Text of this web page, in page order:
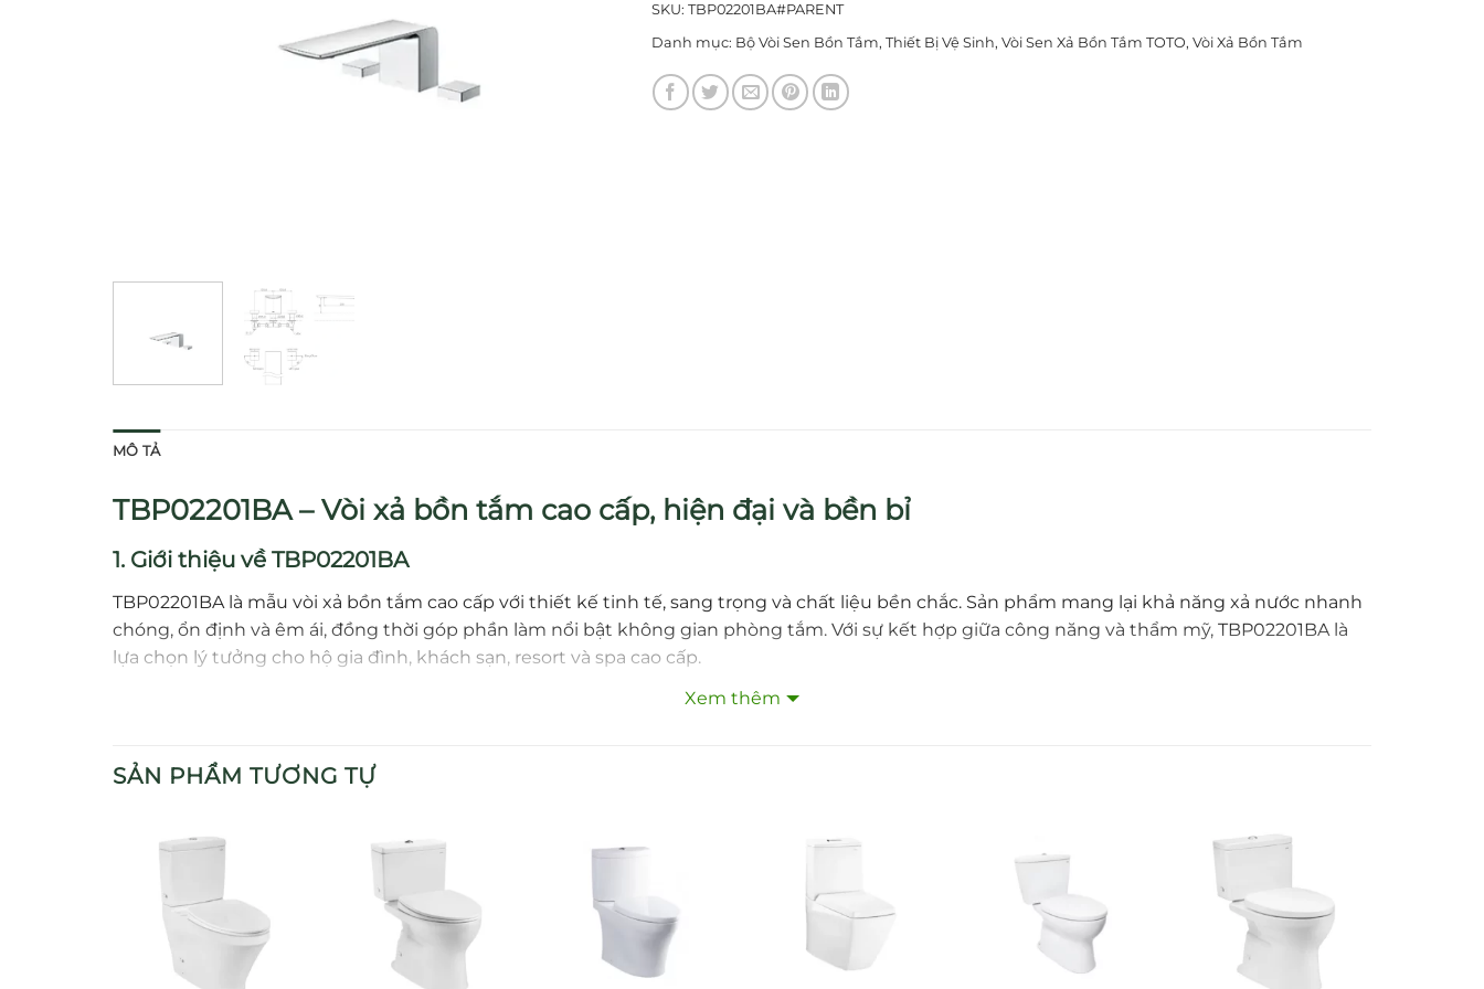
SKU: TBP02201BA#PARENT
Danh mục: Bộ Vòi Sen Bồn Tắm, Thiết Bị Vệ Sinh, Vòi Sen Xả Bồn Tắm TOTO, Vòi Xả Bồn Tắm
MÔ TẢ
TBP02201BA – Vòi xả bồn tắm cao cấp, hiện đại và bền bỉ
1. Giới thiệu về TBP02201BA
TBP02201BA là mẫu vòi xả bồn tắm cao cấp với thiết kế tinh tế, sang trọng và chất liệu bền chắc. Sản phẩm mang lại khả năng xả nước nhanh
chóng, ổn định và êm ái, đồng thời góp phần làm nổi bật không gian phòng tắm. Với sự kết hợp giữa công năng và thẩm mỹ, TBP02201BA là
lựa chọn lý tưởng cho hộ gia đình, khách sạn, resort và spa cao cấp.
nhiều phong cách phòng tắm và loại bồn tắm khác nhau.
Đặc biệt, sản phẩm được tối ưu để tạo lưu lượng nước mạnh mẽ nhưng ổn định, giúp làm đầy bồn nhanh chóng, tiết kiệm thời gian và mang
đến trải nghiệm thư giãn thoải mái.
3. Ưu điểm khi sử dụng TBP02201BA
Xả nước nhanh và ổn định: Lưu lượng mạnh, đều, tiết kiệm thời gian.
Xem thêm
SẢN PHẨM TƯƠNG TỰ